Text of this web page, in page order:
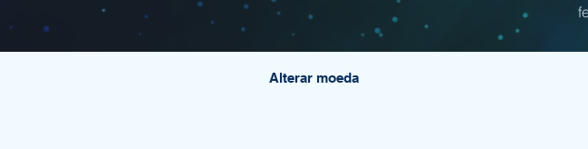
Alterar moeda